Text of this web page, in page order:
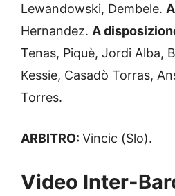
Lewandowski, Dembele.
Hernandez. A
Tenas, Piquè, Jordi Alba,
Kessie, Casadò Torras,
Torres.
ARBITRO: Vincic (Slo).
Video Inter-